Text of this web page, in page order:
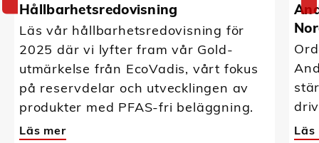
Hållbarhetsredovisning
Läs vår hållbarhetsredovisning för
2025 där vi lyfter fram vår Gold-
utmärkelse från EcoVadis, vårt fokus
på reservdelar och utvecklingen av
produkter med PFAS-fri beläggning.
Läs mer Läs